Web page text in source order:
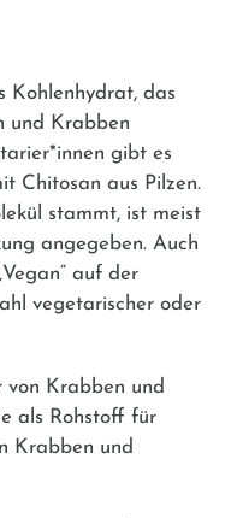
Kohlenhydrat, das
und Krabben
gibt es
Chitosan aus Pilzen.
stammt, ist meist
angegeben. Auch
auf der
vegetarischer oder
von Krabben und
als Rohstoff für
Krabben und